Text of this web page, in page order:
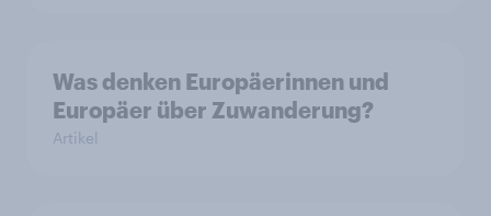
Was denken Europäerinnen und
Europäer über Zuwanderung?
Artikel